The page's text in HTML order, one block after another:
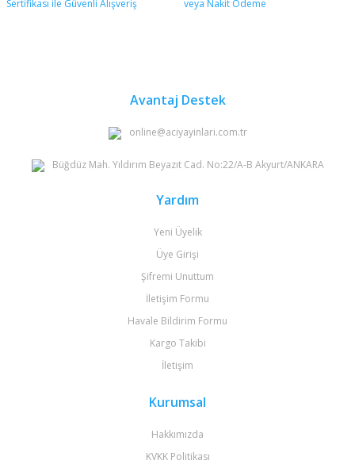
Ürün açıklamasında eksik bilgiler bulunuyor.
Avantaj Destek
online@aciyayinlari.com.tr
Büğdüz Mah. Yıldırım Beyazıt Cad. No:22/A-B Akyurt/ANKARA
Yardım
Yeni Üyelik
Üye Girişi
Şifremi Unuttum
İletişim Formu
Havale Bildirim Formu
Kargo Takibi
İletişim
Kurumsal
Hakkımızda
KVKK Politikası